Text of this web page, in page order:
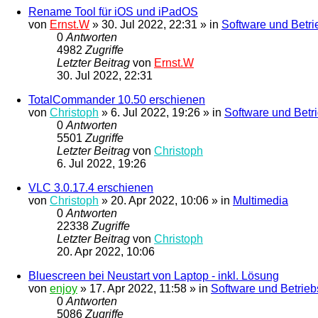
Rename Tool für iOS und iPadOS
von Ernst.W » 30. Jul 2022, 22:31 » in Software und
0Antworten
4982Zugriffe
Letzter Beitrag von Ernst.W
30. Jul 2022, 22:31
TotalCommander 10.50 erschienen
von Christoph » 6. Jul 2022, 19:26 » in Software und
0Antworten
5501Zugriffe
Letzter Beitrag von Christoph
6. Jul 2022, 19:26
VLC 3.0.17.4 erschienen
von Christoph » 20. Apr 2022, 10:06 » in Multimedia
0Antworten
22338Zugriffe
Letzter Beitrag von Christoph
20. Apr 2022, 10:06
Bluescreen bei Neustart von Laptop - inkl. Lösung
von enjoy » 17. Apr 2022, 11:58 » in Software und
0Antworten
5086Zugriffe